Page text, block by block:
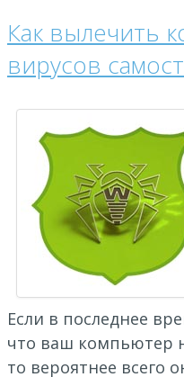
Как вылечить
вирусов
Если в последнее
что ваш компьютер
то вероятнее всего